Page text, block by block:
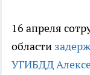
16 апреля
области
УГИБДД